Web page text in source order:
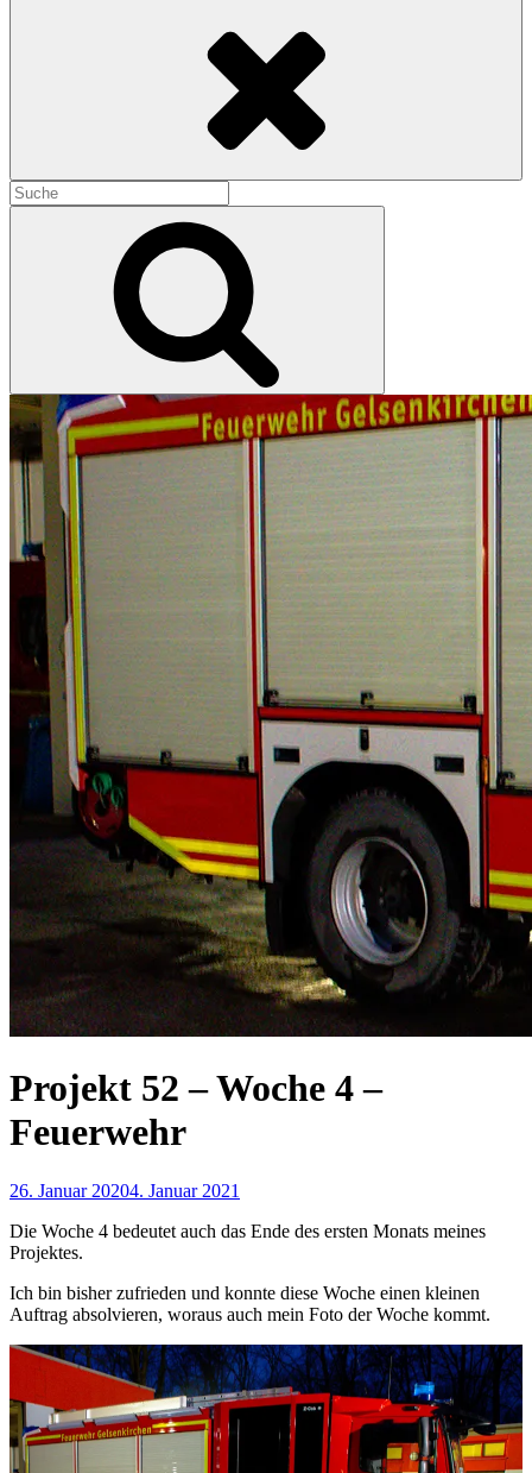
Search
for:
Projekt 52 – Woche 4 –
Feuerwehr
26. Januar 20204. Januar 2021
Die Woche 4 bedeutet auch das Ende des ersten Monats meines
Projektes.
Ich bin bisher zufrieden und konnte diese Woche einen kleinen
Auftrag absolvieren, woraus auch mein Foto der Woche kommt.